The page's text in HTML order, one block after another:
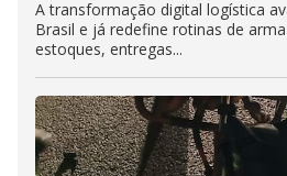
A transformação digital logística
Brasil e já redefine rotinas de
estoques, entregas...